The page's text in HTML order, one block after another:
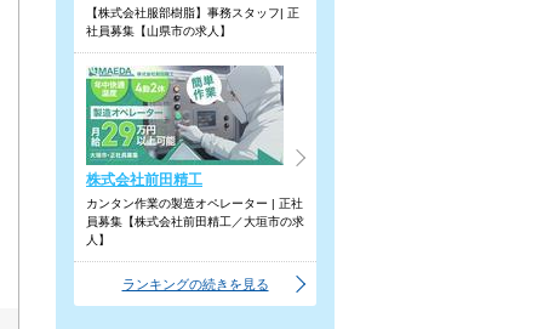
【株式会社服部樹脂】事務スタッフ| 正
社員募集【山県市の求人】
株式会社前田精工
カンタン作業の製造オペレーター | 正社
員募集【株式会社前田精工／大垣市の求
人】
ランキングの続きを見る